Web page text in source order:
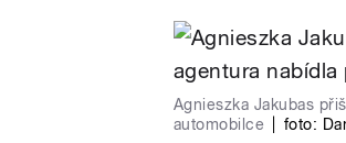
Agnieszka Jakubas
automobilce
foto: